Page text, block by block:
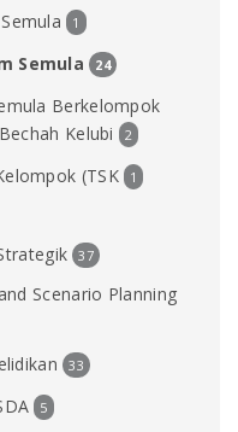
1
Semula 24
Berkelompok
Kelubi
2
(TSK 1
37
Scenario Planning
33
5